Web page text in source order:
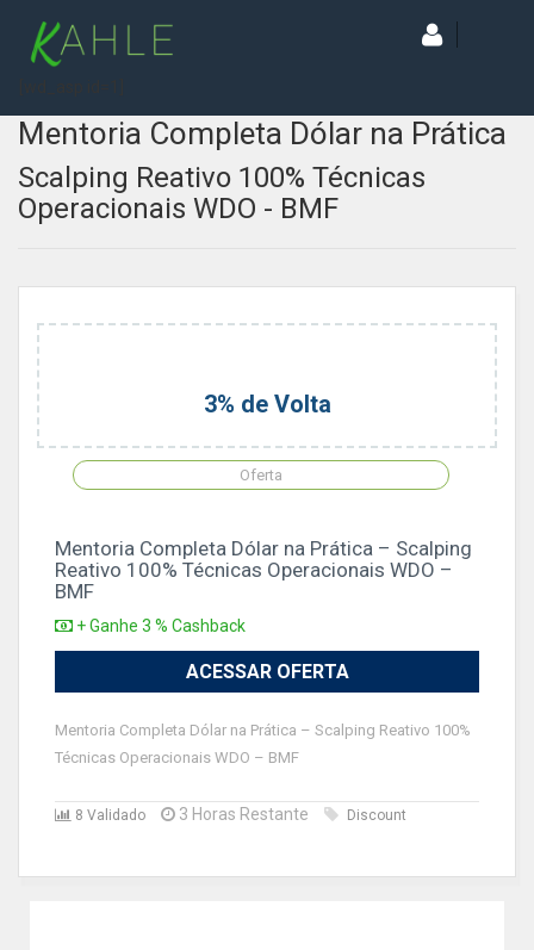
Mentoria Completa Dólar na Prática
Scalping Reativo 100% Técnicas
Operacionais WDO - BMF
3% de Volta
Oferta
Mentoria Completa Dólar na Prática – Scalping
Reativo 100% Técnicas Operacionais WDO –
BMF
+ Ganhe 3 % Cashback
ACESSAR OFERTA
Mentoria Completa Dólar na Prática – Scalping Reativo 100%
Técnicas Operacionais WDO – BMF
8 Validado 3 Horas Restante Discount